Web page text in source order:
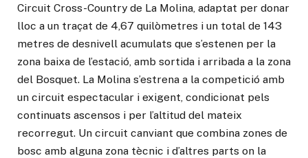
Circuit Cross-Country de La Molina, adaptat per donar
lloc a un traçat de 4,67 quilòmetres i un total de 143
metres de desnivell acumulats que s’estenen per la
zona baixa de l’estació, amb sortida i arribada a la zona
del Bosquet. La Molina s’estrena a la competició amb
un circuit espectacular i exigent, condicionat pels
continuats ascensos i per l’altitud del mateix
recorregut. Un circuit canviant que combina zones de
bosc amb alguna zona tècnic i d’altres parts on la